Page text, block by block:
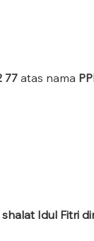
77 atas nama
Idul Fitri